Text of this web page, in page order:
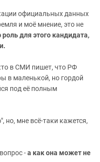
официальных данных
и моё мнение, это не
для этого кандидата,
в СМИ пишет, что РФ
в маленькой, но гордой
под её полным
но, мне всё-таки кажется,
-а как она может не